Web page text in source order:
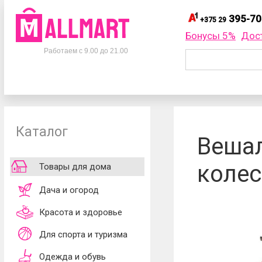
Телефоны
+375 33395-70-75
Работаем с 9.00 до 21.00
+375 29 395-
+375 29
обработки
принимаю
Бонусы 5%
Каталог
Товары для дома
Дача и огород
Красота и здоровье
Для спорта и туризма
Одежда и обувь